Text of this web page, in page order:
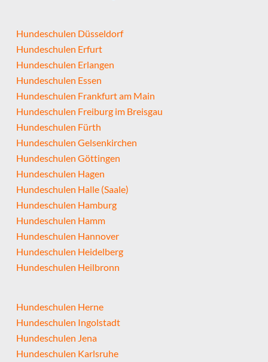
Hundeschulen Düsseldorf
Hundeschulen Erfurt
Hundeschulen Erlangen
Hundeschulen Essen
Hundeschulen Frankfurt am Main
Hundeschulen Freiburg im Breisgau
Hundeschulen Fürth
Hundeschulen Gelsenkirchen
Hundeschulen Göttingen
Hundeschulen Hagen
Hundeschulen Halle (Saale)
Hundeschulen Hamburg
Hundeschulen Hamm
Hundeschulen Hannover
Hundeschulen Heidelberg
Hundeschulen Heilbronn
Hundeschulen Herne
Hundeschulen Ingolstadt
Hundeschulen Jena
Hundeschulen Karlsruhe